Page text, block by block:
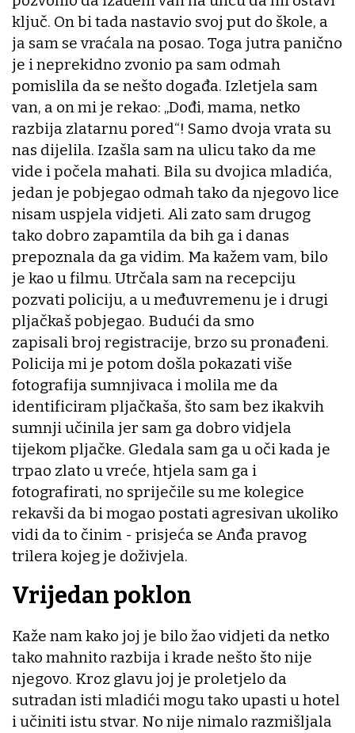
ključ. On bi tada nastavio svoj put do škole, a
ja sam se vraćala na posao. Toga jutra panično
je i neprekidno zvonio pa sam odmah
pomislila da se nešto događa. Izletjela sam
van, a on mi je rekao: „Dođi, mama, netko
razbija zlatarnu pored“! Samo dvoja vrata su
nas dijelila. Izašla sam na ulicu tako da me
vide i počela mahati. Bila su dvojica mladića,
jedan je pobjegao odmah tako da njegovo lice
nisam uspjela vidjeti. Ali zato sam drugog
tako dobro zapamtila da bih ga i danas
prepoznala da ga vidim. Ma kažem vam, bilo
je kao u filmu. Utrčala sam na recepciju
pozvati policiju, a u međuvremenu je i drugi
pljačkaš pobjegao. Budući da smo
zapisali broj registracije, brzo su pronađeni.
Policija mi je potom došla pokazati više
fotografija sumnjivaca i molila me da
identificiram pljačkaša, što sam bez ikakvih
sumnji učinila jer sam ga dobro vidjela
tijekom pljačke. Gledala sam ga u oči kada je
trpao zlato u vreće, htjela sam ga i
fotografirati, no spriječile su me kolegice
rekavši da bi mogao postati agresivan ukoliko
vidi da to činim - prisjeća se Anđa pravog
trilera kojeg je doživjela.
Vrijedan poklon
Kaže nam kako joj je bilo žao vidjeti da netko
tako mahnito razbija i krade nešto što nije
njegovo. Kroz glavu joj je proletjelo da
sutradan isti mladići mogu tako upasti u hotel
i učiniti istu stvar. No nije nimalo razmišljala